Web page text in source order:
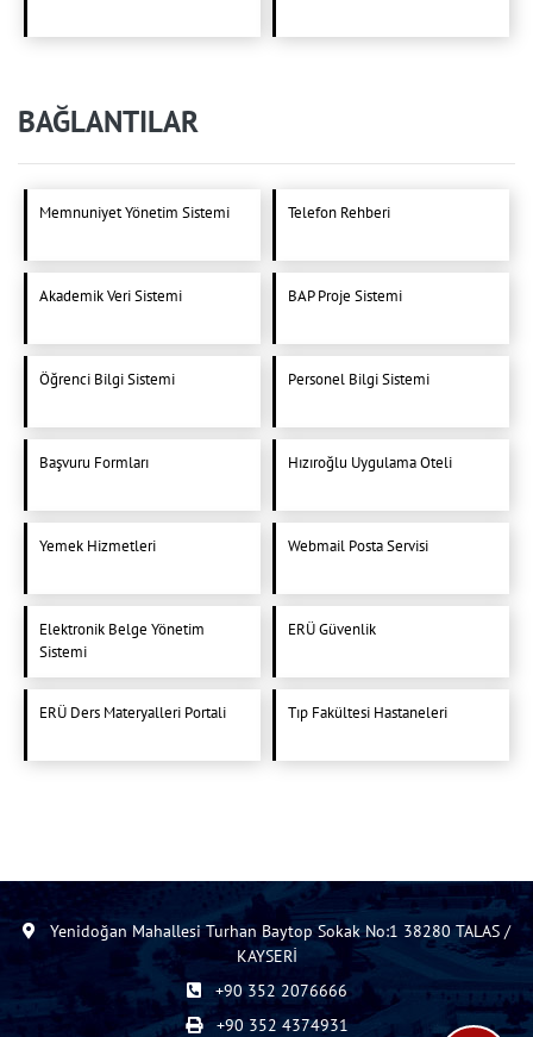
BAĞLANTILAR
Memnuniyet Yönetim Sistemi Telefon Rehberi
Akademik Veri Sistemi BAP Proje Sistemi
Öğrenci Bilgi Sistemi Personel Bilgi Sistemi
Başvuru Formları Hızıroğlu Uygulama Oteli
Yemek Hizmetleri Webmail Posta Servisi
Elektronik Belge Yönetim
Sistemi
ERÜ Güvenlik
ERÜ Ders Materyalleri Portali Tıp Fakültesi Hastaneleri
Yenidoğan Mahallesi Turhan Baytop Sokak No:1 38280 TALAS /
KAYSERİ
+90 352 2076666
+90 352 4374931